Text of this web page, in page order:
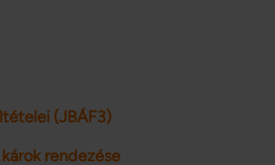
(JBÁF3)
rendezése